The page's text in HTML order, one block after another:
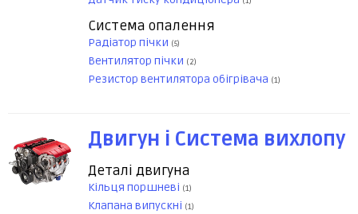
Система опалення
Радіатор пічки (5)
Вентилятор пічки (2)
Резистор вентилятора обігрівача (1)
Двигун і Система вихлопу
Деталі двигуна
Кільця поршневі (1)
Клапана випускні (1)